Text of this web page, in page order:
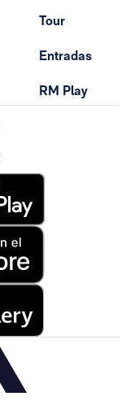
Tour
Entradas
RM Play